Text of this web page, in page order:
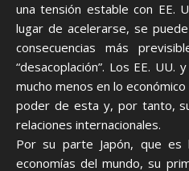
una tensión estable con EE.
lugar de acelerarse, se
consecuencias más
“desacoplación”. Los EE.
mucho menos en lo
poder de esta y, por tanto,
relaciones internacionales.
Por su parte Japón, que
economías del mundo, su